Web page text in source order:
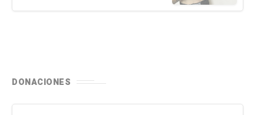
DONACIONES